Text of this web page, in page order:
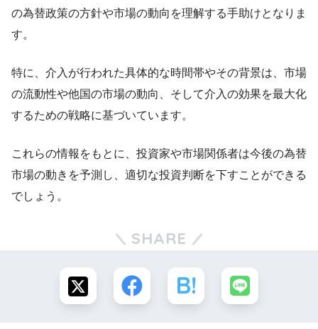
の為替政策の方針や市場の動向を理解する手助けとなりま
す。
特に、介入が行われた具体的な時間帯やその背景は、市場
の流動性や他国の市場の動向、そして介入の効果を最大化
するための戦略に基づいています。
これらの情報をもとに、投資家や市場関係者は今後の為替
市場の動きを予測し、適切な投資判断を下すことができる
でしょう。
SHARE